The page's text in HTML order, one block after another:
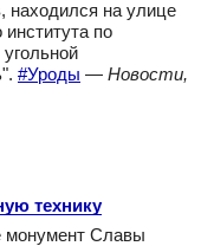
находился на улице
института по
#Уроды — Новости,
технику
Славы